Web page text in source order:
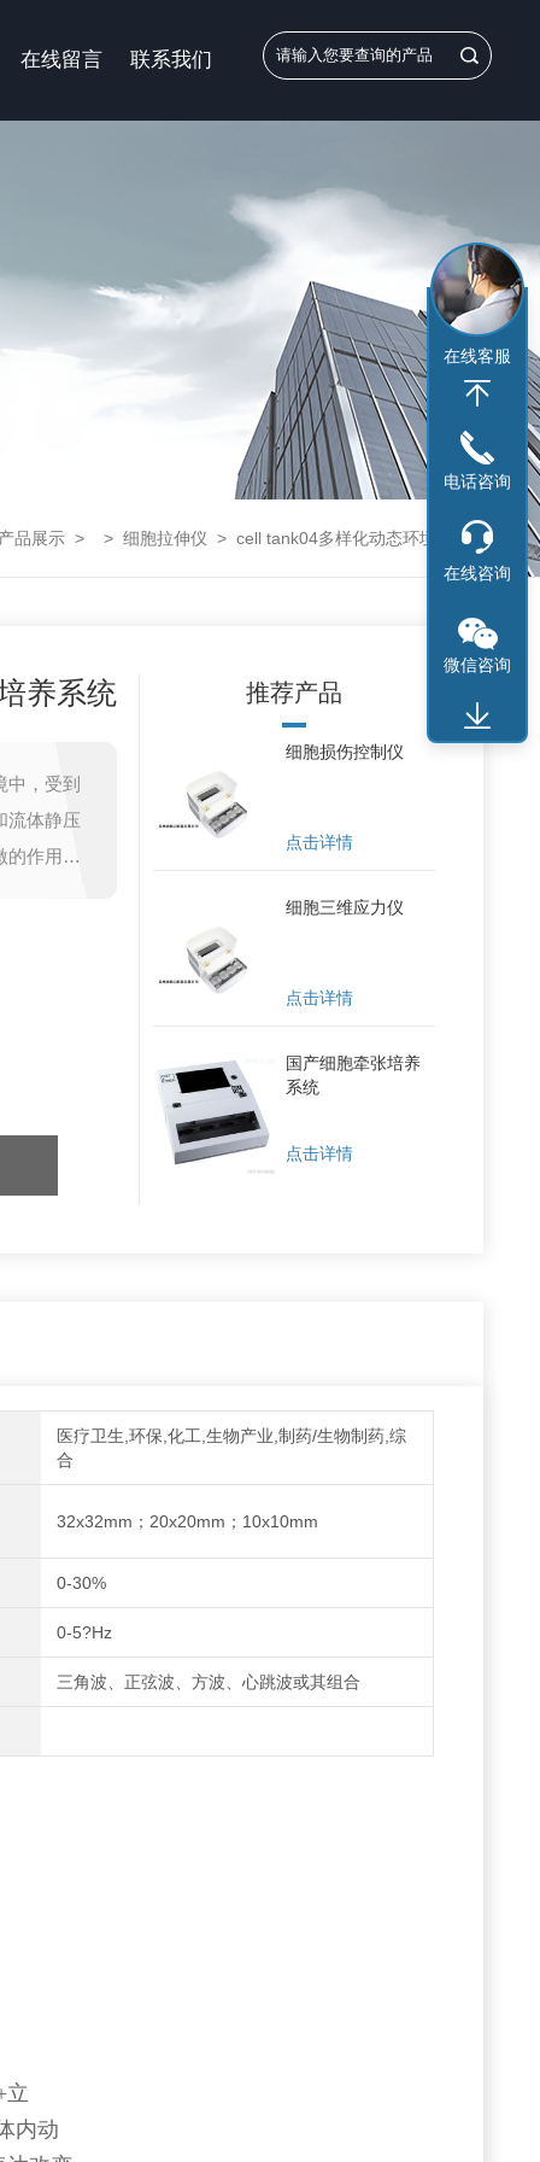
在线留言 联系我们
品展示 > > 细胞拉伸仪 > cell tank04多样化动态环境细胞机械拉伸培养系统
养系统
，受到
流体静压
的作用并
推荐产品
细胞损伤控制仪
点击详情
细胞三维应力仪
点击详情
国产细胞牵张培养
系统
点击详情
医疗卫生,环保,化工,生物产业,制药/生物制药,综
合
32x32mm；20x20mm；10x10mm
0-30%
0-5?Hz
三角波、正弦波、方波、心跳波或其组合
立
内动
在线客服
电话咨询
在线咨询
微信咨询